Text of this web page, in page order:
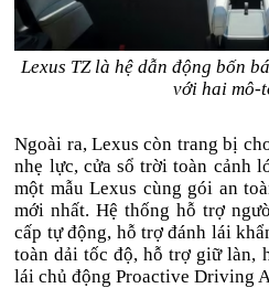
Lexus TZ là hệ dẫn động bốn
với hai mô-
Ngoài ra, Lexus còn trang bị
nhẹ lực, cửa sổ trời toàn cảnh
một mẫu Lexus cùng gói an
mới nhất. Hệ thống hỗ trợ
cấp tự động, hỗ trợ đánh lái
toàn dải tốc độ, hỗ trợ giữ làn,
lái chủ động Proactive Driving